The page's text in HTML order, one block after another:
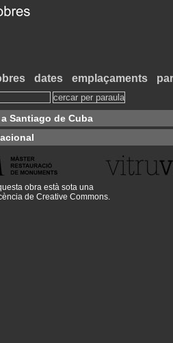
dates emplaçaments
Santiago de Cuba
obra està sota una
de Creative Commons.